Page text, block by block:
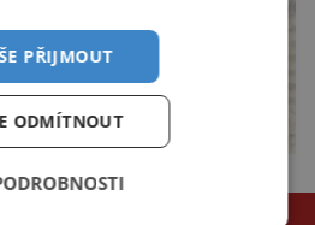
PŘIJMOUT
ODMÍTNOUT